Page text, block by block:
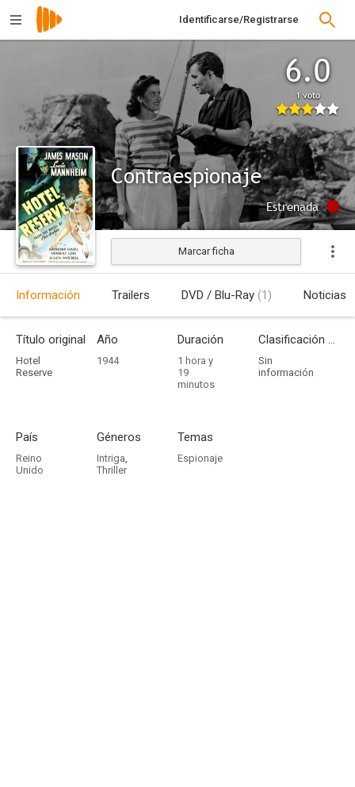
Identificarse/Registrarse
6.0
1 voto
Contraespionaje
Estrenada
Marcar ficha
Información Trailers DVD / Blu-Ray (1) Noticias
Título original
Hotel
Reserve
Año
1944
Duración
1 hora y
19
minutos
Clasificación por edades
Sin
información
País
Reino
Unido
Géneros
Intriga,
Thriller
Temas
Espionaje